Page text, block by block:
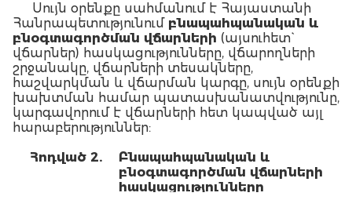
Սույն օրենքը սահմանում է Հայաստանի
Հանրապետությունում բնապահպանական և
բնօգտագործման վճարների (այսուհետ`
վճարներ) հասկացությունները, վճարողների
շրջանակը, վճարների տեսակները,
հաշվարկման և վճարման կարգը, սույն օրենքի
խախտման համար պատասխանատվությունը,
կարգավորում է վճարների հետ կապված այլ
հարաբերություններ:
Հոդված 2.
Բնապահպանական և
բնօգտագործման վճարների
հասկացությունները